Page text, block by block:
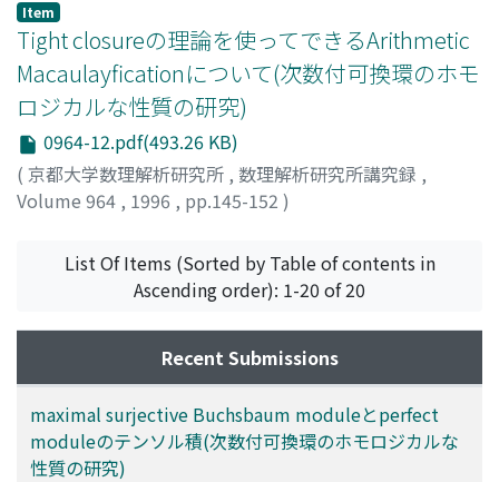
Item
Tight closureの理論を使ってできるArithmetic
Macaulayficationについて(次数付可換環のホモ
ロジカルな性質の研究)
0964-12.pdf(493.26 KB)
( 京都大学数理解析研究所 , 数理解析研究所講究録 ,
Volume 964 , 1996 , pp.145-152 )
List Of Items (Sorted by Table of contents in
Ascending order): 1-20 of 20
Recent Submissions
maximal surjective Buchsbaum moduleとperfect
moduleのテンソル積(次数付可換環のホモロジカルな
性質の研究)